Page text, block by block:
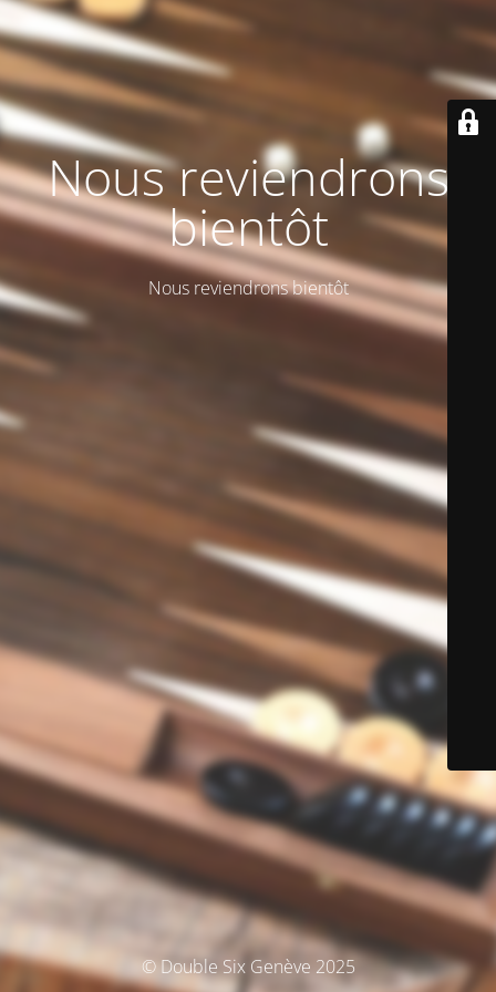
Nous reviendrons
bientôt
Nous reviendrons bientôt
© Double Six Genève 2025